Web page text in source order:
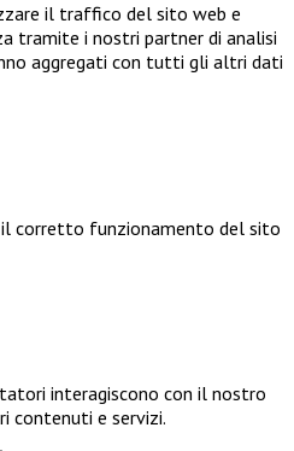
il traffico del sito web e
tramite i nostri partner di analisi
aggregati con tutti gli altri dati
il corretto funzionamento del sito
interagiscono con il nostro
contenuti e servizi.